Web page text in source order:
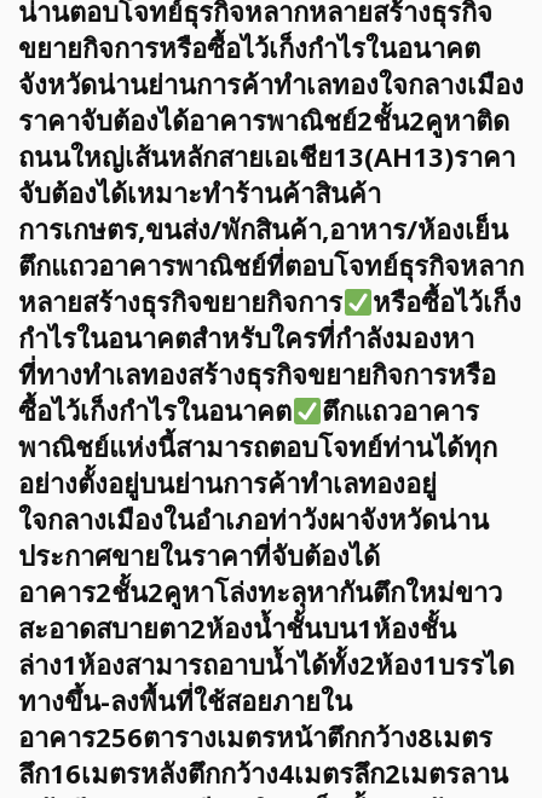
น่านตอบโจทย์ธุรกิจหลากหลายสร้างธุรกิจ
ขยายกิจการหรือซื้อไว้เก็งกำไรในอนาคต
จังหวัดน่านย่านการค้าทำเลทองใจกลางเมือง
ราคาจับต้องได้อาคารพาณิชย์2ชั้น2คูหาติด
ถนนใหญ่เส้นหลักสายเอเชีย13(AH13)ราคา
จับต้องได้เหมาะทำร้านค้าสินค้า
การเกษตร,ขนส่ง/พักสินค้า,อาหาร/ห้องเย็น
ตึกแถวอาคารพาณิชย์ที่ตอบโจทย์ธุรกิจหลาก
หลายสร้างธุรกิจขยายกิจการ
หรือซื้อไว้เก็ง
กำไรในอนาคตสำหรับใครที่กำลังมองหา
ที่ทางทำเลทองสร้างธุรกิจขยายกิจการหรือ
ซื้อไว้เก็งกำไรในอนาคต
ตึกแถวอาคาร
พาณิชย์แห่งนี้สามารถตอบโจทย์ท่านได้ทุก
อย่างตั้งอยู่บนย่านการค้าทำเลทองอยู่
ใจกลางเมืองในอำเภอท่าวังผาจังหวัดน่าน
ประกาศขายในราคาที่จับต้องได้
อาคาร2ชั้น2คูหาโล่งทะลุหากันตึกใหม่ขาว
สะอาดสบายตา2ห้องน้ำชั้นบน1ห้องชั้น
ล่าง1ห้องสามารถอาบน้ำได้ทั้ง2ห้อง1บรรได
ทางขึ้น-ลงพื้นที่ใช้สอยภายใน
อาคาร256ตารางเมตรหน้าตึกกว้าง8เมตร
ลึก16เมตรหลังตึกกว้าง4เมตรลึก2เมตรลาน